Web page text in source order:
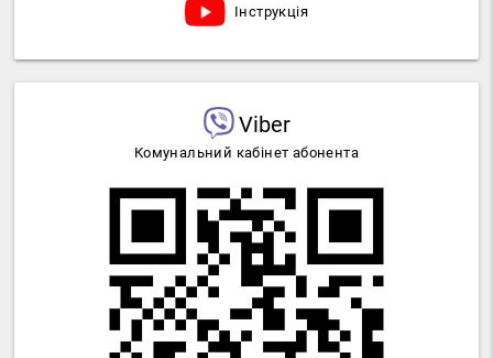
Інструкція
Viber
Комунальний кабінет абонента